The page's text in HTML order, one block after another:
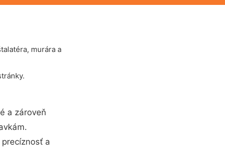
murára a
a zároveň
a